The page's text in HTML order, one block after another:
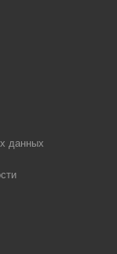
данных